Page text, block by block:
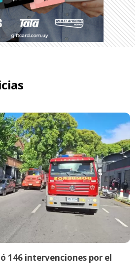
146 intervenciones por el